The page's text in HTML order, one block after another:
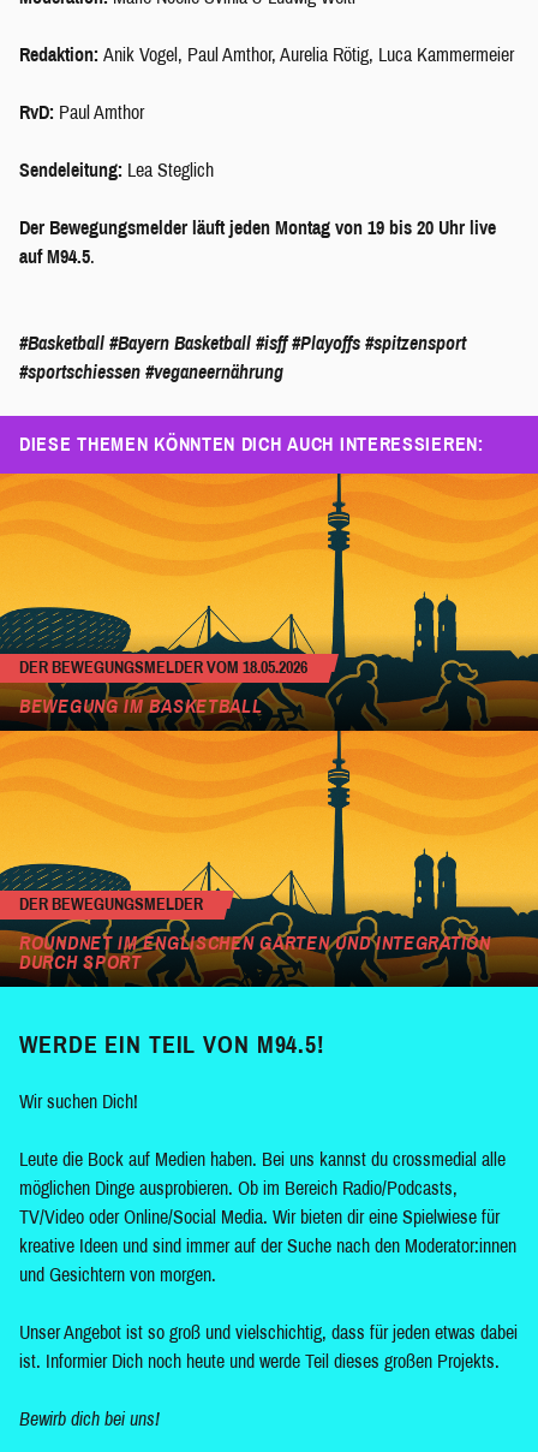
Redaktion: Anik Vogel, Paul Amthor, Aurelia Rötig, Luca Kammermeier
RvD: Paul Amthor
Sendeleitung: Lea Steglich
Der Bewegungsmelder läuft jeden Montag von 19 bis 20 Uhr live
auf M94.5.
#Basketball #Bayern Basketball #isff #Playoffs #spitzensport
#sportschiessen #veganeernährung
DIESE THEMEN KÖNNTEN DICH AUCH INTERESSIEREN:
DER BEWEGUNGSMELDER VOM 18.05.2026
BEWEGUNG IM BASKETBALL
DER BEWEGUNGSMELDER
ROUNDNET IM ENGLISCHEN GARTEN UND INTEGRATION
DURCH SPORT
WERDE EIN TEIL VON M94.5!
Wir suchen Dich!
Leute die Bock auf Medien haben. Bei uns kannst du crossmedial alle
möglichen Dinge ausprobieren. Ob im Bereich Radio/Podcasts,
TV/Video oder Online/Social Media. Wir bieten dir eine Spielwiese für
kreative Ideen und sind immer auf der Suche nach den Moderator:innen
und Gesichtern von morgen.
Unser Angebot ist so groß und vielschichtig, dass für jeden etwas dabei
ist. Informier Dich noch heute und werde Teil dieses großen Projekts.
Bewirb dich bei uns!